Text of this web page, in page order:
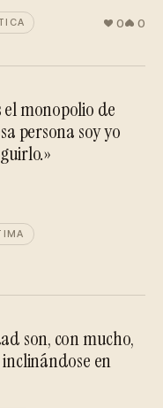
0 0
el monopolio de
persona soy yo
son, con mucho,
en